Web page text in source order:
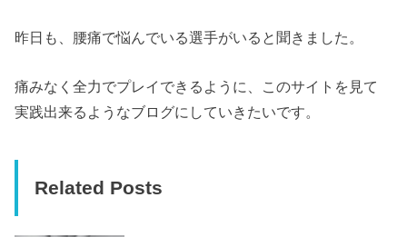
昨日も、腰痛で悩んでいる選手がいると聞きました。
痛みなく全力でプレイできるように、このサイトを見て
実践出来るようなブログにしていきたいです。
Related Posts